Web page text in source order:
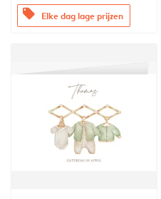
offers Elke dag lage prijzen